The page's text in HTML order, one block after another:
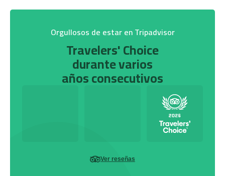
Orgullosos de estar en Tripadvisor
Travelers' Choice
durante varios
años consecutivos
Ver reseñas